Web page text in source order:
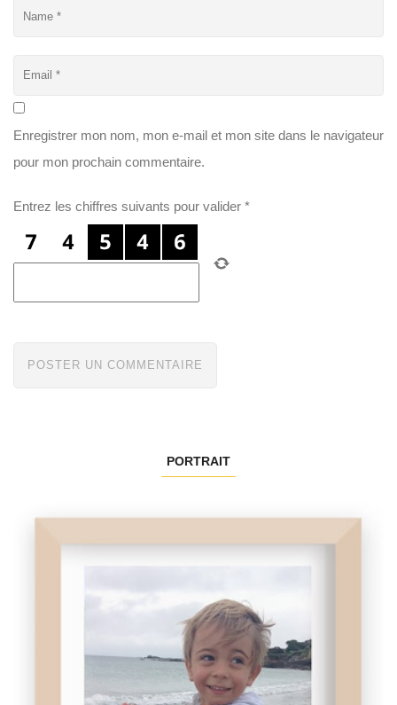
Enregistrer mon nom, mon e-mail et mon site dans le navigateur
pour mon prochain commentaire.
Entrez les chiffres suivants pour valider *
PORTRAIT